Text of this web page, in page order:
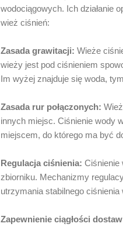
wodociągowych. Ich działanie
wież ciśnień:
Zasada grawitacji: Wieże
wieży jest pod ciśnieniem
Im wyżej znajduje się woda,
Zasada rur połączonych:
innych miejsc. Ciśnienie wody
miejscem, do którego ma być
Regulacja ciśnienia: Ciśnienie
zbiorniku. Mechanizmy
utrzymania stabilnego ciśnienia
Zapewnienie ciągłości